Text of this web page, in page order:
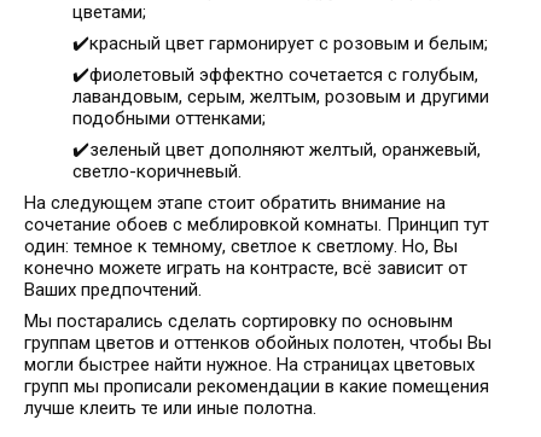
цветами;
✔️красный цвет гармонирует с розовым и белым;
✔️фиолетовый эффектно сочетается с голубым,
лавандовым, серым, желтым, розовым и другими
подобными оттенками;
✔️зеленый цвет дополняют желтый, оранжевый,
светло-коричневый.
На следующем этапе стоит обратить внимание на
сочетание обоев с меблировкой комнаты. Принцип тут
один: темное к темному, светлое к светлому. Но, Вы
конечно можете играть на контрасте, всё зависит от
Ваших предпочтений.
Мы постарались сделать сортировку по основынм
группам цветов и оттенков обойных полотен, чтобы Вы
могли быстрее найти нужное. На страницах цветовых
групп мы прописали рекомендации в какие помещения
лучше клеить те или иные полотна.